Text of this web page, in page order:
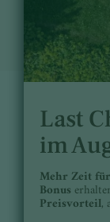
Last
im
Mehr Zeit
Bonus
Preisvorteil,